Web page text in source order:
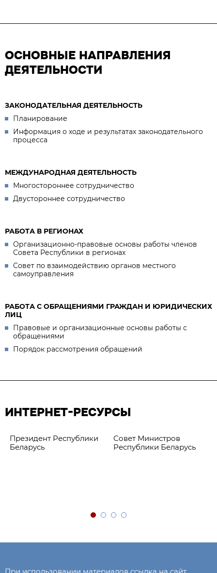
ОСНОВНЫЕ НАПРАВЛЕНИЯ
ДЕЯТЕЛЬНОСТИ
ЗАКОНОДАТЕЛЬНАЯ ДЕЯТЕЛЬНОСТЬ
Планирование
Информация о ходе и результатах законодательного
процесса
МЕЖДУНАРОДНАЯ ДЕЯТЕЛЬНОСТЬ
Многостороннее сотрудничество
Двустороннее сотрудничество
РАБОТА В РЕГИОНАХ
Организационно-правовые основы работы членов
Совета Республики в регионах
Совет по взаимодействию органов местного
самоуправления
РАБОТА С ОБРАЩЕНИЯМИ ГРАЖДАН И ЮРИДИЧЕСКИХ
ЛИЦ
Правовые и организационные основы работы с
обращениями
Порядок рассмотрения обращений
ИНТЕРНЕТ-РЕСУРСЫ
Президент Республики
Беларусь
Совет Министров
Республики Беларусь